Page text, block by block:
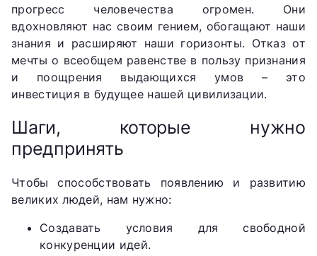
прогресс человечества огромен. Они
вдохновляют нас своим гением, обогащают наши
знания и расширяют наши горизонты. Отказ от
мечты о всеобщем равенстве в пользу признания
и поощрения выдающихся умов – это
инвестиция в будущее нашей цивилизации.
Шаги, которые нужно
предпринять
Чтобы способствовать появлению и развитию
великих людей, нам нужно:
Создавать условия для свободной
конкуренции идей.